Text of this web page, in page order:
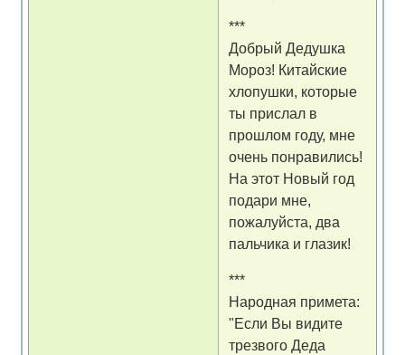
***
Добрый Дедушка
Мороз! Китайские
хлопушки, которые
ты прислал в
прошлом году, мне
очень понравились!
На этот Новый год
подари мне,
пожалуйста, два
пальчика и глазик!
***
Народная примета:
"Если Вы видите
трезвого Деда